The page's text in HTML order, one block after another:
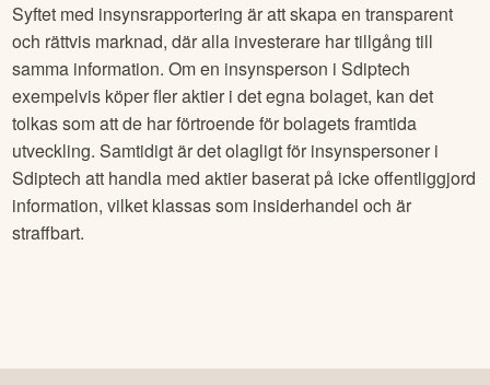
Syftet med insynsrapportering är att skapa en transparent
och rättvis marknad, där alla investerare har tillgång till
samma information. Om en insynsperson iSdiptech
exempelvis köper fler aktier i det egna bolaget, kan det
tolkas som att de har förtroende för bolagets framtida
utveckling. Samtidigt är det olagligt för insynspersoner i
Sdiptech att handla med aktier baserat på icke offentliggjord
information, vilket klassas som insiderhandel och är
straffbart.